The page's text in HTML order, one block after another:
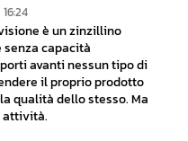
è un zinzillino
capacità
avanti nessun tipo di
il proprio prodotto
qualità dello stesso. Ma
attività.